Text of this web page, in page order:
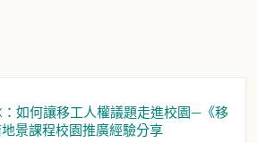
如何讓移工人權議題走進校園—《移
景課程校園推廣經驗分享